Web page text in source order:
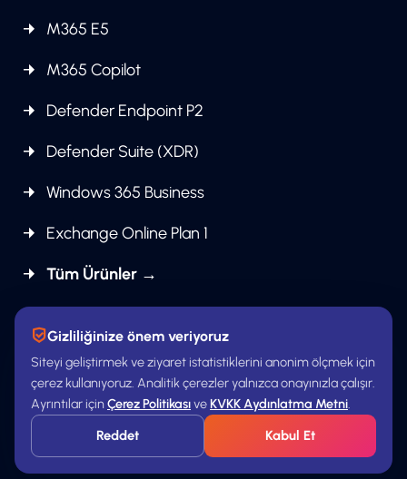
M365 E5
M365 Copilot
Defender Endpoint P2
Defender Suite (XDR)
Windows 365 Business
Exchange Online Plan 1
Tüm Ürünler →
© 2026 Xen Bilişim. Tüm hakları saklıdır.
KVKK Aydınlatma Metni
Gizlilik Politikası
Kullanım Şartları
İlgili Kişi Başvuru Formu
Gizliliğinize önem veriyoruz
Siteyi geliştirmek ve ziyaret istatistiklerini anonim ölçmek için
çerez kullanıyoruz. Analitik çerezler yalnızca onayınızla çalışır.
Ayrıntılar içinÇerez PolitikasıveKVKK Aydınlatma Metni.
Reddet
Kabul Et